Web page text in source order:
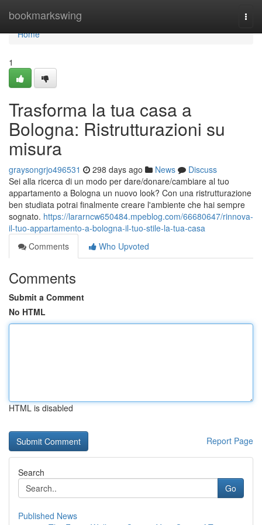
bookmarkswing
Home
Home
1
Trasforma la tua casa a
Bologna: Ristrutturazioni su
misura
graysongrjo496531 298 days ago News
Discuss
Sei alla ricerca di un modo per dare/donare/cambiare al tuo
appartamento a Bologna un nuovo look? Con una ristrutturazione
ben studiata potrai finalmente creare l'ambiente che hai sempre
sognato. https://lararncw650484.mpeblog.com/66680647/rinnova-
il-tuo-appartamento-a-bologna-il-tuo-stile-la-tua-casa
Comments
Who Upvoted
Comments
Submit a Comment
No HTML
HTML is disabled
Report Page
Search
Go
Published News